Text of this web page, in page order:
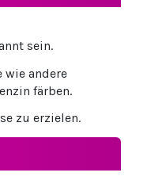
sein.
wie andere
färben.
zu erzielen.